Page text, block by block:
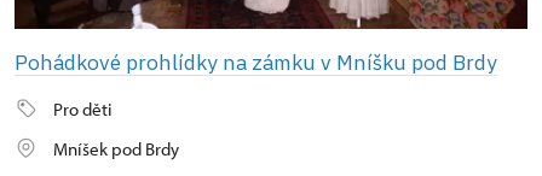
Pohádkové prohlídky na zámku v Mníšku pod Brdy
Pro děti
Mníšek pod Brdy